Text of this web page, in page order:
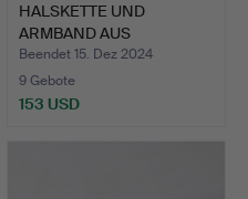
HALSKETTE UND
ARMBAND AUS
STERLINGSILBER U…
Beendet 15. Dez 2024
9 Gebote
153 USD